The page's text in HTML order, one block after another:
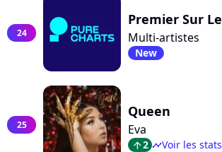
24
Premier Sur
Multi-artistes
New
25
Queen
Eva
arrow_top2 timelineVoir les stats